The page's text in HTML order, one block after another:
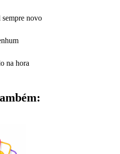
sempre novo
na hora